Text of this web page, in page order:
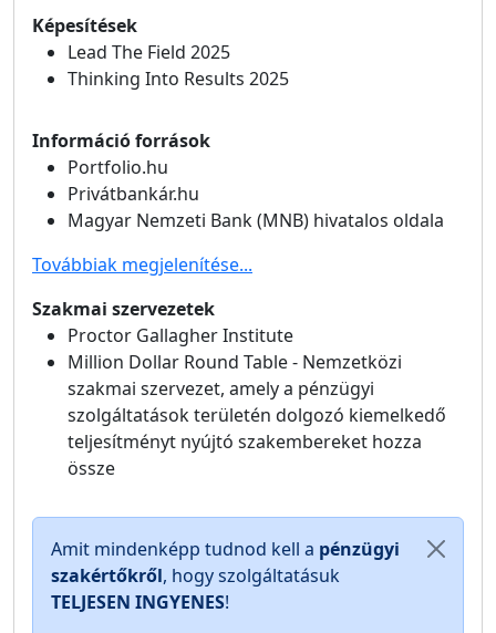
Képesítések
Lead The Field 2025
Thinking Into Results 2025
Információ források
Portfolio.hu
Privátbankár.hu
Magyar Nemzeti Bank (MNB) hivatalos oldala
Továbbiak megjelenítése...
Szakmai szervezetek
Proctor Gallagher Institute
Million Dollar Round Table - Nemzetközi
szakmai szervezet, amely a pénzügyi
szolgáltatások területén dolgozó kiemelkedő
teljesítményt nyújtó szakembereket hozza
össze
Amit mindenképp tudnod kell a pénzügyi
szakértőkről, hogy szolgáltatásuk
TELJESEN INGYENES!